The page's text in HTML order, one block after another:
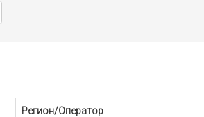
Регион/Оператор